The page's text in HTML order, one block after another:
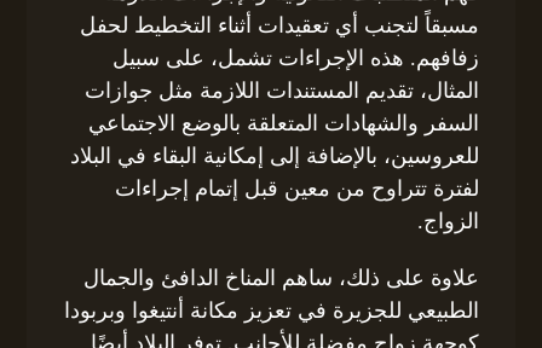
مسبقاً لتجنب أي تعقيدات أثناء التخطيط لحفل
زفافهم. هذه الإجراءات تشمل، على سبيل
المثال، تقديم المستندات اللازمة مثل جوازات
السفر والشهادات المتعلقة بالوضع الاجتماعي
للعروسين، بالإضافة إلى إمكانية البقاء في البلاد
لفترة تتراوح من معين قبل إتمام إجراءات
الزواج.
علاوة على ذلك، ساهم المناخ الدافئ والجمال
الطبيعي للجزيرة في تعزيز مكانة أنتيغوا وبربودا